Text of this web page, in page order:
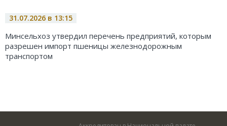
31.07.2026 в 13:15
Минсельхоз утвердил перечень предприятий, которым
разрешен импорт пшеницы железнодорожным
транспортом